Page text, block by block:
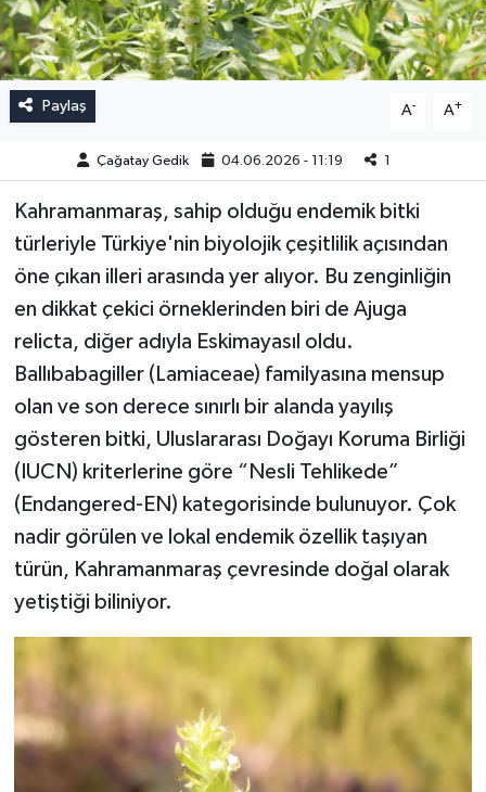
Paylaş A- A+
Çağatay Gedik 04.06.2026 - 11:19 1
Kahramanmaraş, sahip olduğu endemik bitki
türleriyle Türkiye'nin biyolojik çeşitlilik açısından
öne çıkan illeri arasında yer alıyor. Bu zenginliğin
en dikkat çekici örneklerinden biri de Ajuga
relicta, diğer adıyla Eskimayasıl oldu.
Ballıbabagiller (Lamiaceae) familyasına mensup
olan ve son derece sınırlı bir alanda yayılış
gösteren bitki, Uluslararası Doğayı Koruma Birliği
(IUCN) kriterlerine göre “Nesli Tehlikede”
(Endangered-EN) kategorisinde bulunuyor. Çok
nadir görülen ve lokal endemik özellik taşıyan
türün, Kahramanmaraş çevresinde doğal olarak
yetiştiği biliniyor.